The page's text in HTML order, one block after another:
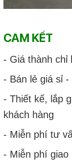
CAM KẾT
- Giá thành chỉ
- Bán lẻ giá sỉ
- Thiết kế, lắp
khách hàng
- Miễn phí tư
- Miễn phí giao